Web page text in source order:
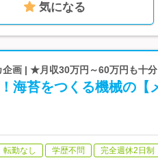
気になる
企画 | ★月収30万円～60万円も十
海苔をつくる機械の
転勤なし 学歴不問 完全週休2日制